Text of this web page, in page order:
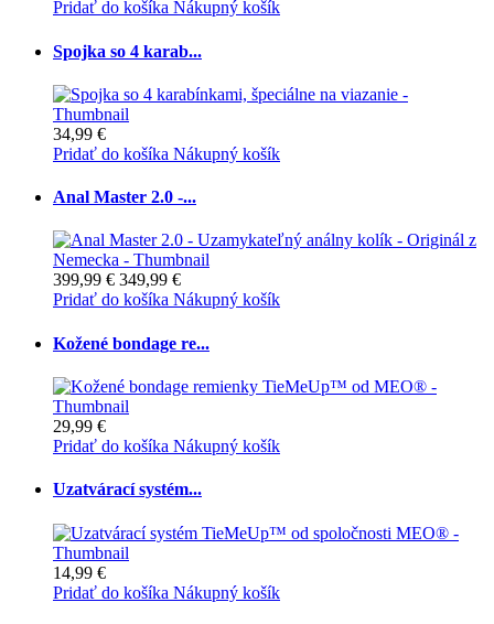
Pridať do košíka Nákupný košík
Spojka so 4 karab...
34,99 €
Pridať do košíka Nákupný košík
Anal Master 2.0 -...
399,99 € 349,99 €
Pridať do košíka Nákupný košík
Kožené bondage re...
29,99 €
Pridať do košíka Nákupný košík
Uzatvárací systém...
14,99 €
Pridať do košíka Nákupný košík